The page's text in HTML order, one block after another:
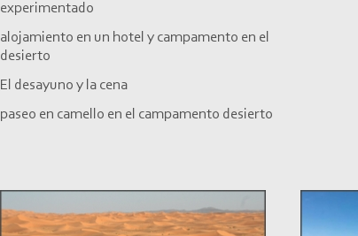
experimentado
alojamiento en un hotel y campamento en el
desierto
El desayuno y la cena
paseo en camello en el campamento desierto